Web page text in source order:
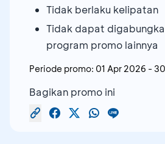
Tidak berlaku kelipatan
Tidak dapat
program promo lainnya
Periode promo: 01 Apr 2026 -
Bagikan promo ini